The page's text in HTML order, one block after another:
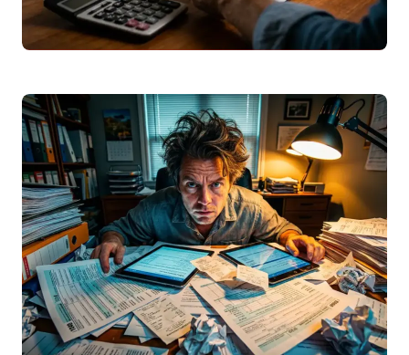
Crédito Habitação em Portugal
Descubra os valores daEuriborem maio
2026 (6 e 12 meses), a evolução histórica
e o impacto exato na…
Leggi articolo